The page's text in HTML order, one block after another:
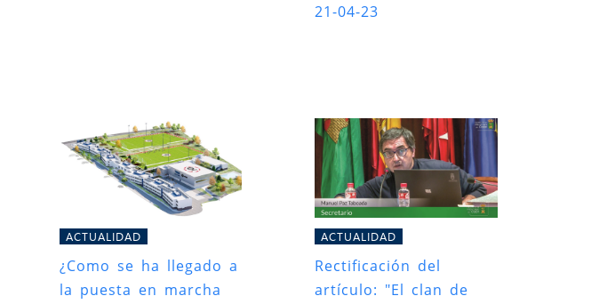
21-04-23
ACTUALIDAD
¿Como se ha llegado a
la puesta en marcha
ACTUALIDAD
Rectificación del
artículo: "El clan de